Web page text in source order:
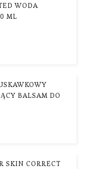
WODA
ML
BALSAM DO
SKIN CORRECT